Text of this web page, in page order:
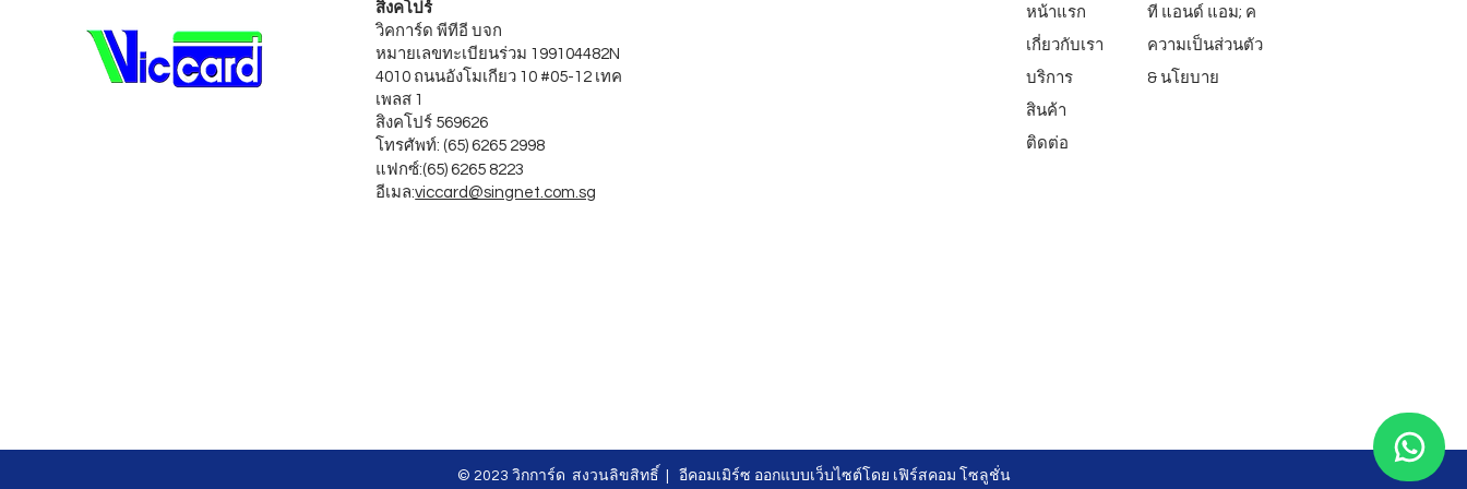
สิงคโปร์
วิคการ์ด พีทีอี บจก
หมายเลขทะเบียนร่วม 199104482N
4010 ถนนอังโมเกียว 10 #05-12 เทค
เพลส 1
สิงคโปร์ 569626
โทรศัพท์: (65) 6265 2998
แฟกซ์:(65) 6265 8223
อีเมล:viccard@singnet.com.sg
หน้าแรก
เกี่ยวกับเรา
บริการ
สินค้า
ติดต่อ
ที แอนด์ แอม; ค
ความเป็นส่วนตัว
& นโยบาย
© 2023 วิกการ์ด สงวนลิขสิทธิ์ | อีคอมเมิร์ซ ออกแบบเว็บไซต์โดย เฟิร์สคอม โซลูชั่น